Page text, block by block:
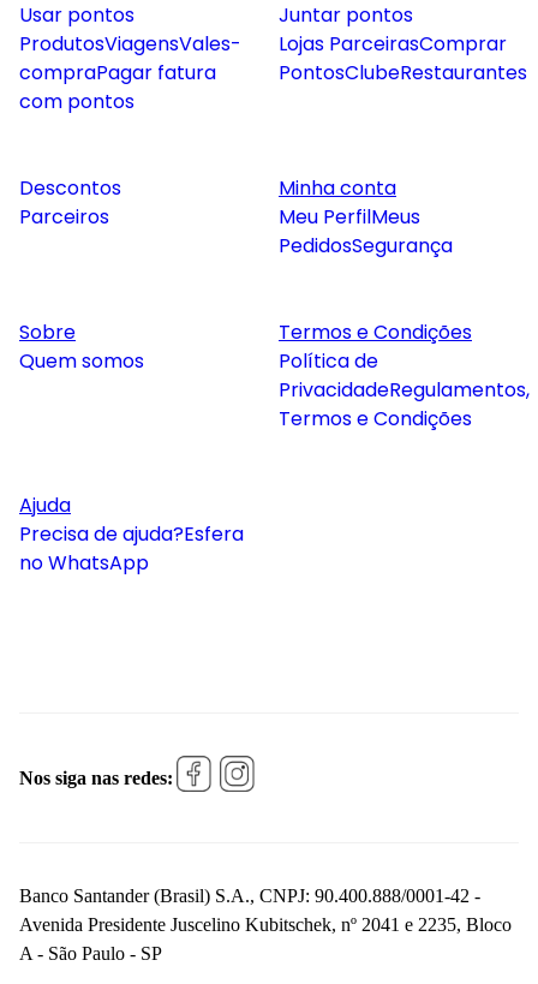
Usar pontos
ProdutosViagensVales-
compraPagar fatura
com pontos
Juntar pontos
Lojas ParceirasComprar
PontosClubeRestaurantes
Descontos
Parceiros
Minha conta
Meu PerfilMeus
PedidosSegurança
Sobre
Quem somos
Termos e Condições
Política de
PrivacidadeRegulamentos,
Termos e Condições
Ajuda
Precisa de ajuda?Esfera
no WhatsApp
Nos siga nas redes:
Banco Santander (Brasil) S.A., CNPJ: 90.400.888/0001-42 -
Avenida Presidente Juscelino Kubitschek, nº 2041 e 2235, Bloco
A - São Paulo - SP